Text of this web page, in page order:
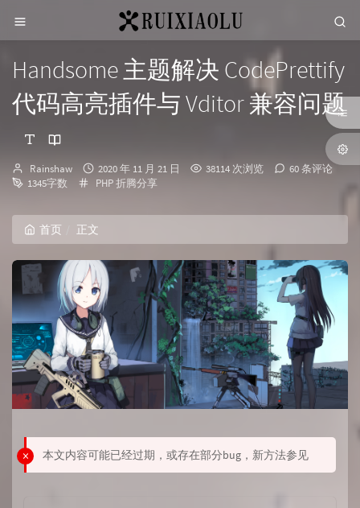
Handsome 主题解决 CodePrettify
代码高亮插件与 Vditor 兼容问题
博
主：
Rainshaw
发
布
2020 年 11 月 21 日 38114 次浏览
60 条评论
1345字数
分
PHP折腾分享
首页 正文
本文内容可能已经过期，或存在部分bug，新方法参见